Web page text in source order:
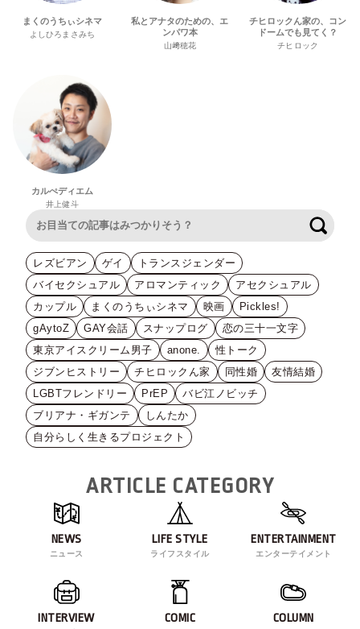
まくのうちぃシネマ
よしひろまさみち
私とアナタのための、エ
ンパワ本
山﨑穂花
チヒロックん家の、コン
ドームでも見てく？
チヒロック
カルぺディエム
井上健斗
レズビアン ゲイ
トランスジェンダー
バイセクシュアル
アロマンティック
アセクシュアル
カップル
まくのうちぃシネマ 映画
Pickles!
gAytoZ
GAY会話 スナップログ
恋の三十一文字
東京アイスクリーム男子
anone.
性トーク
ジブンヒストリー
チヒロックん家 同性婚
友情結婚
LGBTフレンドリー
PrEP
バビ江ノビッチ
ブリアナ・ギガンテ
しんたか
自分らしく生きるプロジェクト
ARTICLE CATEGORY
NEWS
ニュース
LIFE STYLE
ライフスタイル
ENTERTAINMENT
エンターテイメント
INTERVIEW COMIC COLUMN